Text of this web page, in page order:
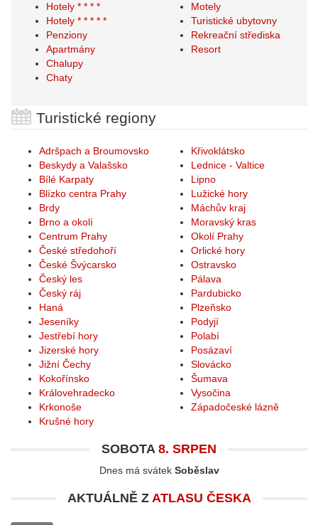
Hotely * * * *
Hotely * * * * *
Penziony
Apartmány
Chalupy
Chaty
Motely
Turistické ubytovny
Rekreační střediska
Resort
Turistické regiony
Adršpach a Broumovsko
Beskydy a Valašsko
Bílé Karpaty
Blízko centra Prahy
Brdy
Brno a okolí
Centrum Prahy
České středohoří
České Švýcarsko
Český les
Český ráj
Haná
Jeseníky
Jestřebí hory
Jizerské hory
Jižní Čechy
Kokořínsko
Královehradecko
Krkonoše
Krušné hory
Křivoklátsko
Lednice - Valtice
Lipno
Lužické hory
Máchův kraj
Moravský kras
Okolí Prahy
Orlické hory
Ostravsko
Pálava
Pardubicko
Plzeňsko
Podyjí
Polabí
Posázaví
Slovácko
Šumava
Vysočina
Západočeské lázně
SOBOTA 8. SRPEN
Dnes má svátek Soběslav
AKTUÁLNĚ Z ATLASU ČESKA